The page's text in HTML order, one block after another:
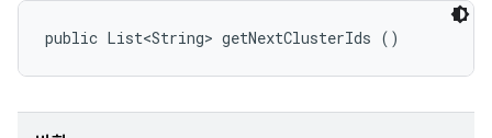
public List<String> getNextClusterIds ()